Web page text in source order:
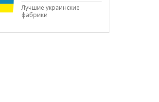
Лучшие украинские
фабрики